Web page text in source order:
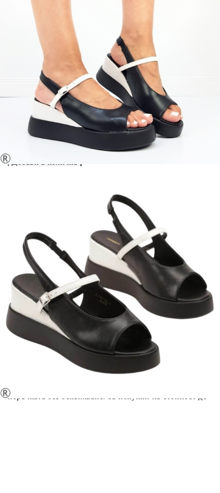
Плащане на 6 вноски. Стойността на поръчката се
разпределя в 6 равни месечни вноски с оскъпяване. За
покупки на стойност до 2000 лв. / €1022.61
Credit calculator
Черни сандали на платформа- Mira Black 10675
Please select credit institution
Цена на продукта:
€29.00
Extraction of information from credit institutions
Предоставената таблица е с информационна цел.
Добавете продукта в количката си с бутона "Добави в
количката" и при поръчка ще можете да изберете броя
вноски на кредита.
Acest tabel are caracter informativ. Adăugați produsul în
coșul de cumpărături unde veți putea selecta detaliile
Предоставената таблица е с информационна цел.
Добавете продукта в количката си с бутона "Добави в
количката" и при поръчка ще можете да изберете броя
вноски на кредита.
Предоставената таблица е с информационна цел.
Добавете продукта в количката си с бутона "Добави в
количката" и при поръчка ще можете да изберете броя
вноски на кредита.
Предоставената таблица е с информационна цел.
Добавете продукта в количката си с бутона "Добави в
количката" и при поръчка ще можете да изберете броя
вноски на кредита.
Когато плащате с NewPay, всъщност NewPay плаща
поръчката Ви вместо Вас. Вие я получавате и
Отложено до 30 дни от момента на изпращане на
поръчката без оскъпяване. За покупки на стойност до